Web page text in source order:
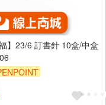
福】23/6 訂書針 10盒/中盒